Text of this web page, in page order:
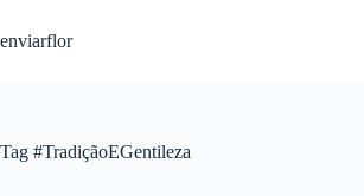
k
c
enviarflor
Tag #TradiçãoEGentileza